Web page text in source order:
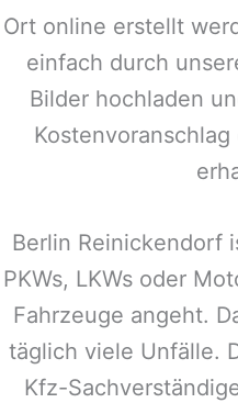
Ort online erstellt
einfach durch
Bilder hochladen
Berlin Reinickendorf
PKWs, LKWs oder
Fahrzeuge angeht.
täglich viele Unfälle.
Kfz-